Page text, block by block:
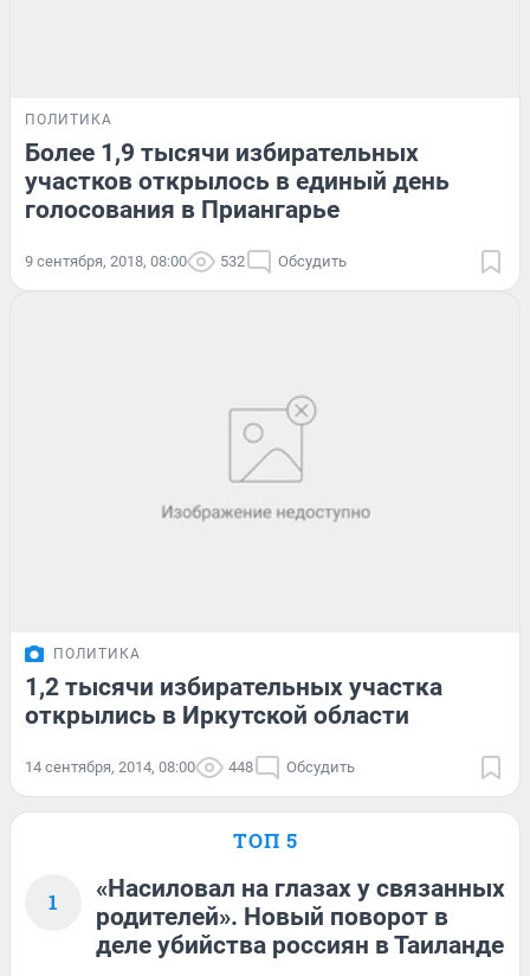
ПОЛИТИКА
Более 1,9 тысячи избирательных
участков открылось в единый день
голосования в Приангарье
9 сентября, 2018, 08:00 532 Обсудить
ПОЛИТИКА
1,2 тысячи избирательных участка
открылись в Иркутской области
14 сентября, 2014, 08:00 448 Обсудить
ТОП 5
1
«Насиловал на глазах у связанных
родителей». Новый поворот в
деле убийства россиян в Таиланде